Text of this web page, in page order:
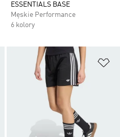
ESSENTIALS BASE
Męskie Performance
6 kolory
Dodaj do listy życzeń